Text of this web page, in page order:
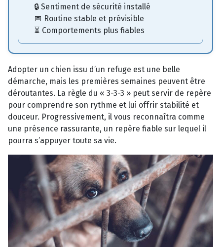
🔒 Sentiment de sécurité installé
📅 Routine stable et prévisible
⏳ Comportements plus fiables
Adopter un chien issu d’un refuge est une belle
démarche, mais les premières semaines peuvent être
déroutantes. La règle du « 3-3-3 » peut servir de repère
pour comprendre son rythme et lui offrir stabilité et
douceur. Progressivement, il vous reconnaîtra comme
une présence rassurante, un repère fiable sur lequel il
pourra s’appuyer toute sa vie.